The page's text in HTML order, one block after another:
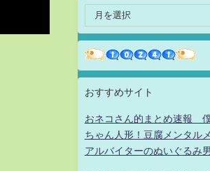
おすすめサイト
おネコさん的まとめ速報
ちゃん人形！豆腐メンタル
アルバイターのぬいぐるみ